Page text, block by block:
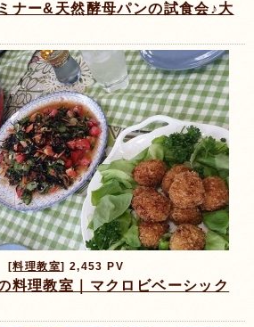
ナー&天然酵母パンの試食会♪大
[料理教室] 2,453 PV
料理教室｜マクロビベーシック